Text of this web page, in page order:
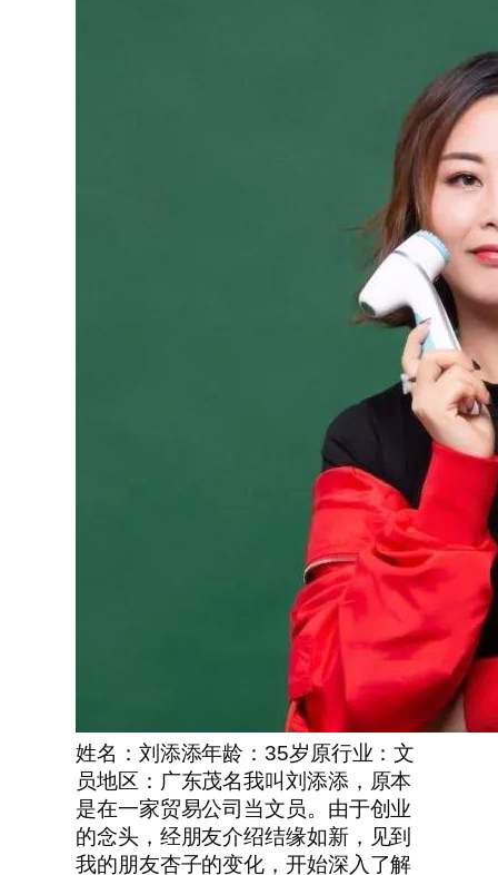
姓名：刘添添年龄：35岁原行业：文
员地区：广东茂名我叫刘添添，原本
是在一家贸易公司当文员。由于创业
的念头，经朋友介绍结缘如新，见到
我的朋友杏子的变化，开始深入了解